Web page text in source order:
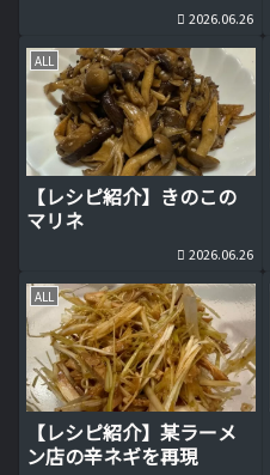
2026.06.26
ALL
【レシピ紹介】きのこの
マリネ
2026.06.26
ALL
【レシピ紹介】某ラーメ
ン店の辛ネギを再現